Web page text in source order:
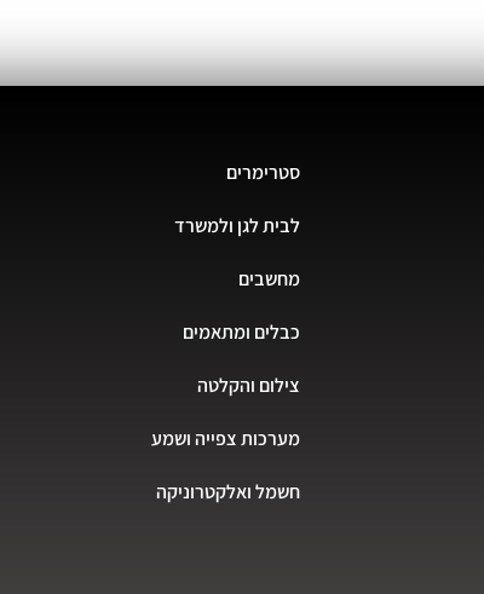
סטרימרים
לבית לגן ולמשרד
מחשבים
כבלים ומתאמים
צילום והקלטה
מערכות צפייה ושמע
חשמל ואלקטרוניקה